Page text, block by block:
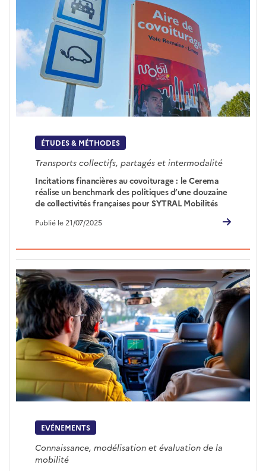
ÉTUDES & MÉTHODES
Transports collectifs, partagés et intermodalité
Incitations financières au covoiturage : le Cerema
réalise un benchmark des politiques d’une douzaine
de collectivités françaises pour SYTRAL Mobilités
Publié le 21/07/2025
EVÉNEMENTS
Connaissance, modélisation et évaluation de la
mobilité